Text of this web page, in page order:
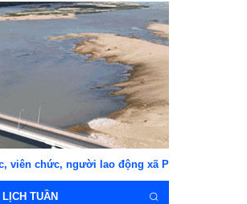
người lao động xã Phú Hòa 1 "THÂN
LỊCH TUẦN